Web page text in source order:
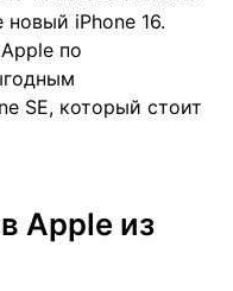
новый iPhone 16.
по
SE, который стоит
Apple из